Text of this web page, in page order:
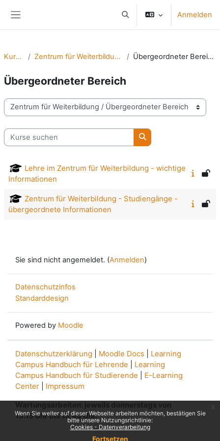
Wenn Sie weiter auf dieser Webseite arbeiten möchten, bestätigen Sie
bitte unsere Nutzungsrichtlinie:
Cookies - Datenverarbeitung
Fortsetzen
Sucheingabe umschalten
Anmelden
Kurse Zentrum für Weiterbildung Übergeordneter Bereich
Übergeordneter Bereich
Kursbereiche
Kurse suchen
Kurse suchen
Lehre im Zentrum für Weiterbildung - wichtige
Informationen
Zentrum für Weiterbildung - Studiengänge -
übergeordnete Informationen
Sie sind nicht angemeldet. (Anmelden)
Datenschutzinfos
Standarddesign
Powered by Moodle
Datenschutzerklärung Moodle Docs
Learning
Campus Handbuch für Lehrende
Learning
Campus Handbuch für Studierende
E-Learning
Center
Impressum
Wartungsarbeiten: jeweils donnerstags von
13.15 Uhr bis 13.45 Uhr.